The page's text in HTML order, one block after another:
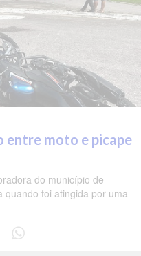
entre moto e picape
do município de
quando foi atingida por uma